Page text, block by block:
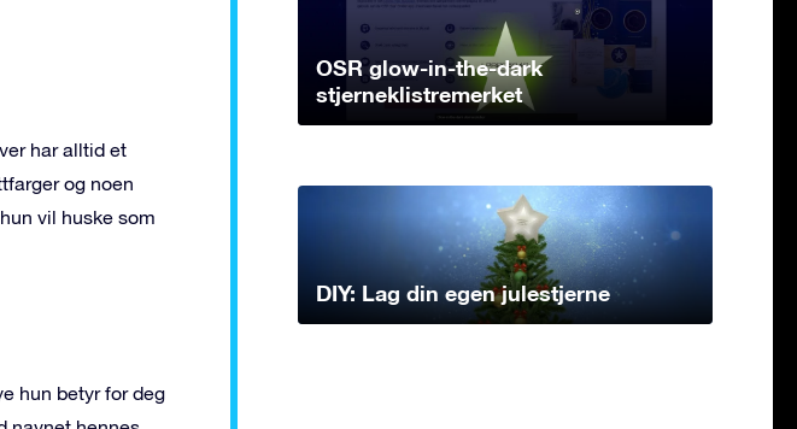
har alltid et
og noen
vil huske som
hun betyr for deg
OSR glow-in-the-dark
stjerneklistremerket
DIY: Lag din egen julestjerne